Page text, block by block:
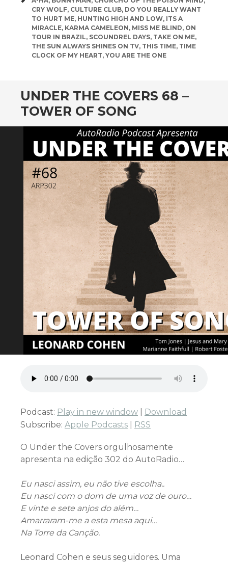
CRY WOLF, CULTURE CLUB, DO YOU REALLY WANT
TO HURT ME, HUNTING HIGH AND LOW, ITS A
MIRACLE, KARMA CAMELEON, MISS ME BLIND, ON
TOUR IN BRAZIL, SCOUNDREL DAYS, TAKE ON ME,
THE SUN ALWAYS SHINES ON TV, THIS TIME, TIME
CLOCK OF MY HEART, YOU ARE THE ONE
UNDER THE COVERS 68 –
TOWER OF SONG
Podcast: Play in new window
Download
Subscribe: Apple Podcasts RSS
O Under the Covers orgulhosamente
apresenta na edição 302 do AutoRadio…
Eu nasci assim, eu não tive escolha..
Eu nasci com o dom de uma voz de ouro…
E vinte e sete anjos do além…
Amarraram-me a esta mesa aqui…
Na Torre da Canção.
Leonard Cohen e seus seguidores. Uma